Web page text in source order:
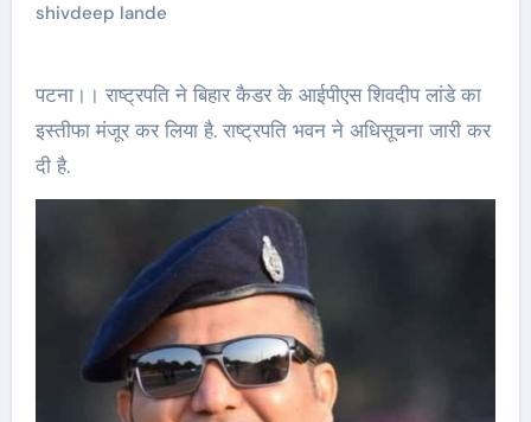
shivdeep lande
पटना।। राष्ट्रपति ने बिहार कैडर के आईपीएस शिवदीप लांडे का
इस्तीफा मंजूर कर लिया है. राष्ट्रपति भवन ने अधिसूचना जारी कर
दी है.